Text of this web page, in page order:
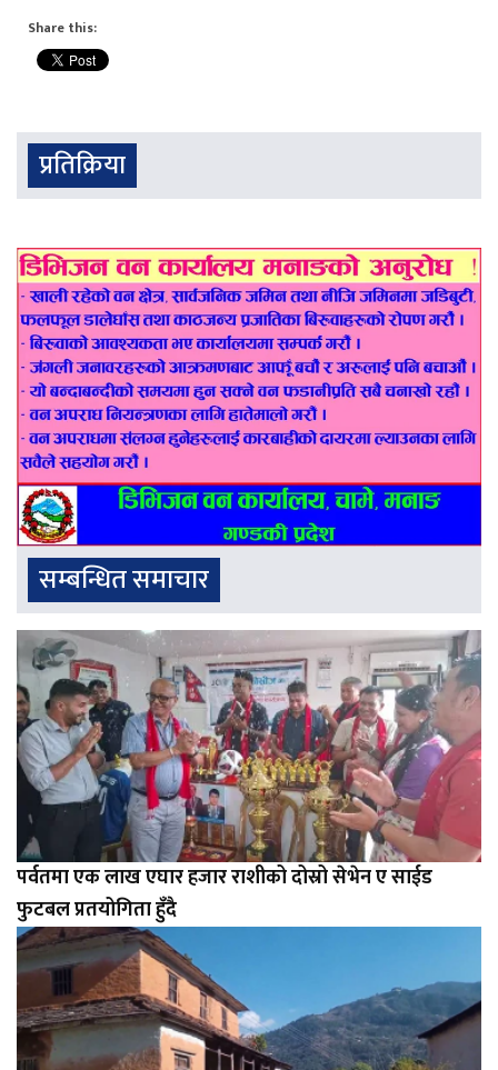
Share this:
प्रतिक्रिया
सम्बन्धित समाचार
पर्वतमा एक लाख एघार हजार राशीको दोस्रो सेभेन ए साईड
फुटबल प्रतयोगिता हुँदै